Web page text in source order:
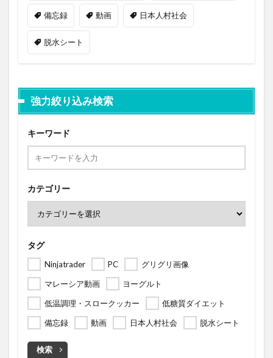
備忘録 動画 日本人村社会
脱水シート
強力絞り込み検索
キーワード
カテゴリー
タグ
Ninjatrader PC
グリグリ画像
マレーシア動画
ヨーグルト
低温調理・スロークッカー
低糖質ダイエット
備忘録
動画 日本人村社会 脱水シート
検索